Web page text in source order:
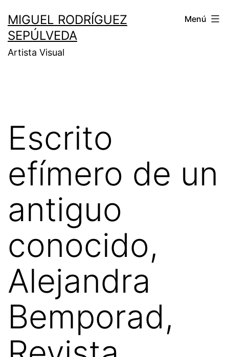
MIGUEL RODRÍGUEZ
SEPÚLVEDA
Artista Visual
Menú
Escrito
efímero de un
antiguo
conocido,
Alejandra
Bemporad,